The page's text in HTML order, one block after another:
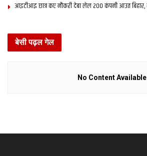
आइटीआइ छात्र कए नौकरी देबा लेल 200 कंपनी आउत बिहार,
बेसी पढ़ल गेल
No Content Available